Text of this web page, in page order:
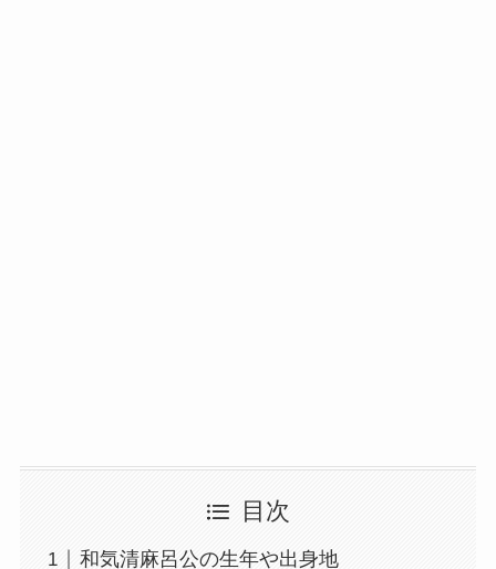
目次
和気清麻呂公の生年や出身地